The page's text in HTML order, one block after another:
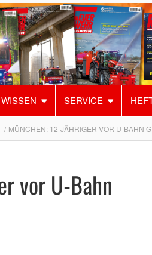
WISSEN SERVICE
MÜNCHEN: 12-JÄHRIGER VOR U-BAHN
vor U-Bahn